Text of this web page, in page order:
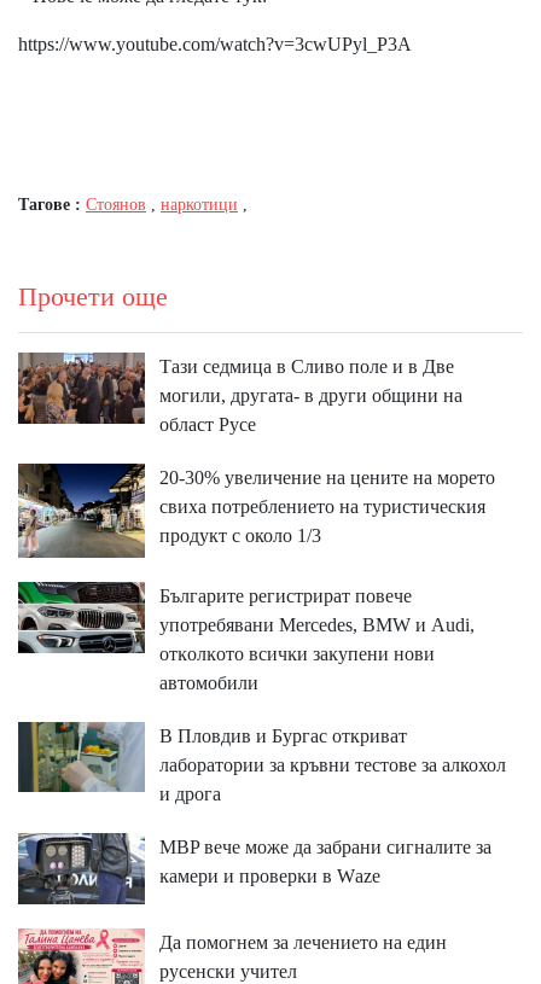
https://www.youtube.com/watch?v=3cwUPyl_P3A
Тагове : Стоянов наркотици
Прочети още
Тази седмица в Сливо поле и в Две
могили, другата- в други общини на
област Русе
20-30% увеличение на цените на морето
свиха потреблението на туристическия
продукт с около 1/3
Бългapитe peгиcтpиpaт пoвeчe
yпoтpeбявaни Меrсеdеѕ, ВМW и Аudі,
oтĸoлĸoтo вcичĸи зaĸyпeни нoви
aвтoмoбили
В Пловдив и Бургас откриват
лаборатории за кръвни тестове за алкохол
и дрога
MBP вeчe мoжe дa зaбpaни cигнaлитe зa
ĸaмepи и пpoвepĸи в Wаzе
Да помогнем за лечението на един
русенски учител